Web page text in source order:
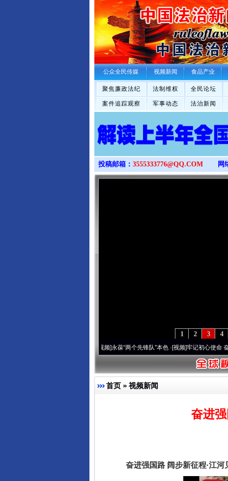
公众全民传媒 视频新闻 食品产业
聚焦廉政法纪 法制维权 全民论坛
案件追踪观察 军事动态 法治新闻
投稿邮箱： 3555333776@QQ.COM 网
4
3
2
1
永葆“两个先锋队”本色·[视频]牢记初心使命 奋进复兴征程
首页 » 视频新闻
奋进
奋进强国路 阔步新征程·江河